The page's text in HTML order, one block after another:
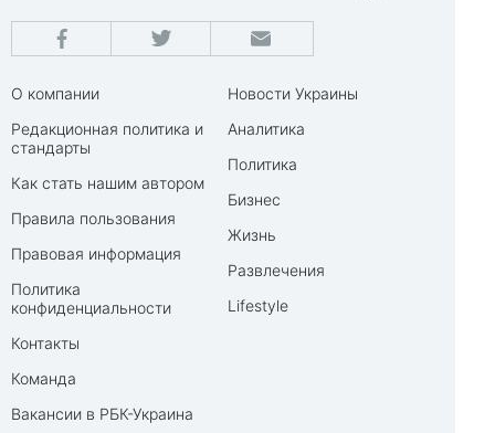
О компании
Редакционная политика и
стандарты
Как стать нашим автором
Правила пользования
Правовая информация
Политика
конфиденциальности
Контакты
Команда
Вакансии в РБК-Украина
Новости Украины
Аналитика
Политика
Бизнес
Жизнь
Развлечения
Lifestyle